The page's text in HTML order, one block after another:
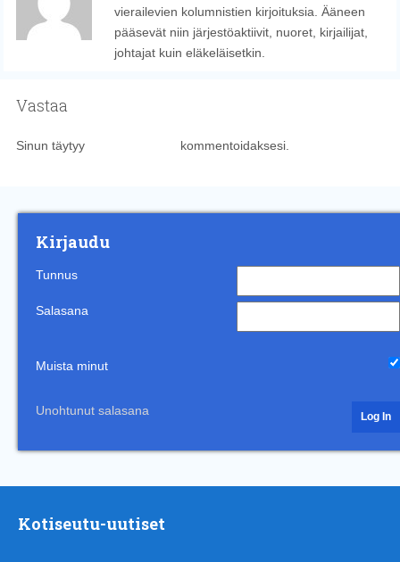
vierailevien kolumnistien kirjoituksia. Ääneen
pääsevät niin järjestöaktiivit, nuoret, kirjailijat,
johtajat kuin eläkeläisetkin.
Vastaa
Sinun täytyy kommentoidaksesi.
Kirjaudu
Tunnus
Salasana
Muista minut
Unohtunut salasana
Kotiseutu-uutiset